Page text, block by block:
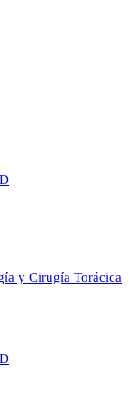
y Cirugía Torácica